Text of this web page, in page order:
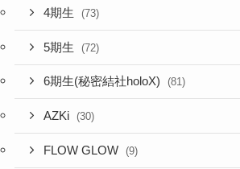
4期生 (73)
5期生 (72)
6期生(秘密結社holoX) (81)
AZKi (30)
FLOW GLOW (9)